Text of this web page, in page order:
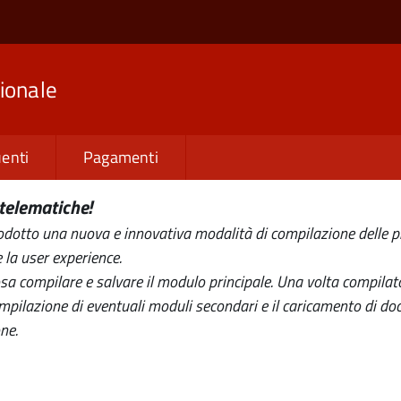
Pagamenti
una nuova e innovativa modalità di compilazione delle
user experience.
compilare e salvare il modulo principale. Una volta
di eventuali moduli secondari e il caricamento di